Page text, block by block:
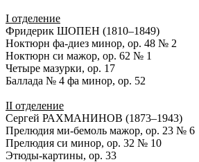
I отделение
Фридерик ШОПЕН (1810–1849)
Ноктюрн фа-диез минор, op. 48 № 2
Ноктюрн си мажор, op. 62 № 1
Четыре мазурки, op. 17
Баллада № 4 фа минор, op. 52
II отделение
Сергей РАХМАНИНОВ (1873–1943)
Прелюдия ми-бемоль мажор, op. 23 № 6
Прелюдия си минор, op. 32 № 10
Этюды-картины, op. 33